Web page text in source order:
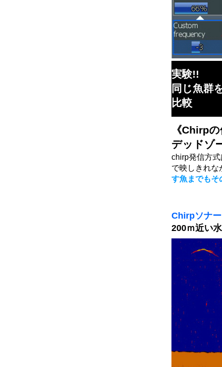
実験!!
同じ魚群
比較
《Chirp
デッドゾ
chirp発信方
で映しきれな
す魚までもそ
Chirpソナー
200ｍ近い